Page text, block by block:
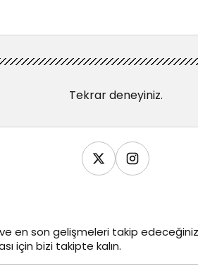
Tekrar deneyiniz.
en son gelişmeleri takip
için bizi takipte kalın.